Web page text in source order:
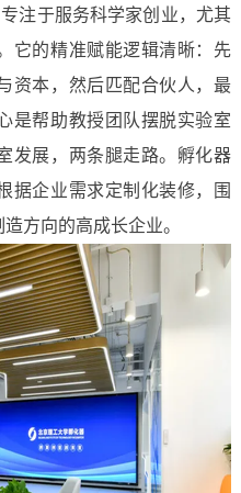
专注于服务科学家创业，尤其
它的精准赋能逻辑清晰：先
资本，然后匹配合伙人，最
是帮助教授团队摆脱实验室
发展，两条腿走路。孵化器
据企业需求定制化装修，围
方向的高成长企业。